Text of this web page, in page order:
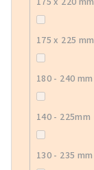
175 x 225 mm
180 - 240 mm
140 - 225mm
130 - 235 mm